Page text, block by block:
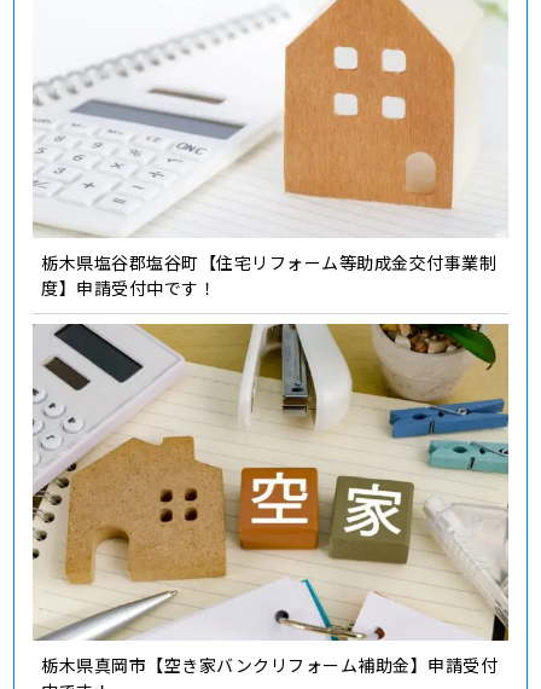
栃木県塩谷郡塩谷町【住宅リフォーム等助成金交付事業制
度】申請受付中です！
栃木県真岡市【空き家バンクリフォーム補助金】申請受付